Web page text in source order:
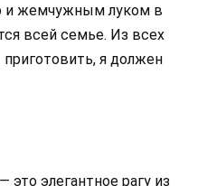
и жемчужным луком в
всей семье. Из всех
я должен
элегантное рагу из